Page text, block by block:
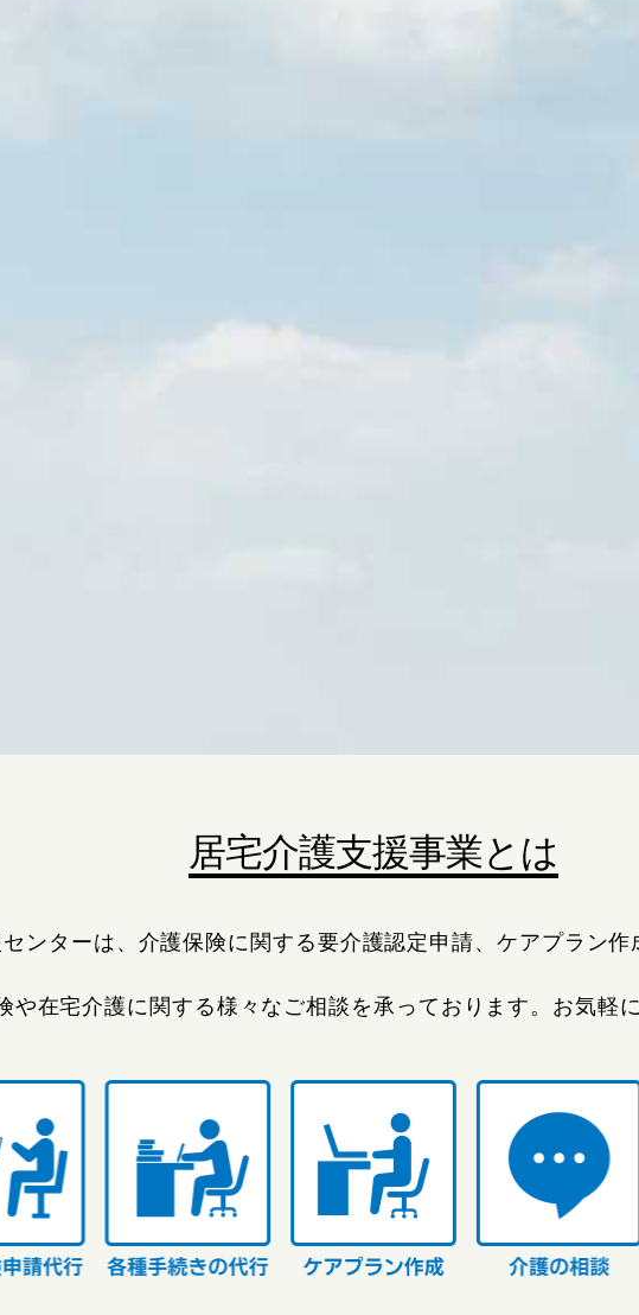
居宅介護支援事業とは
ンターは、介護保険に関する要介護認定申請、ケアプラン
や在宅介護に関する様々なご相談を承っております。お気軽